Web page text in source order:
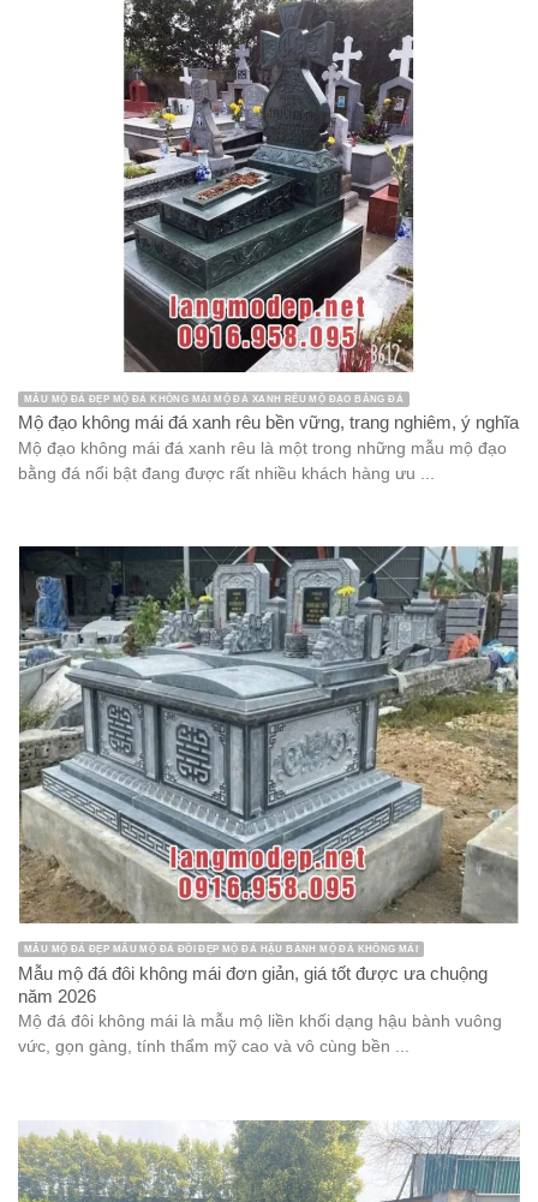
MẪU MỘ ĐÁ ĐẸP MỘ ĐÁ KHÔNG MÁI MỘ ĐÁ XANH RÊU MỘ ĐẠO BẰNG ĐÁ
Mộ đạo không mái đá xanh rêu bền vững, trang nghiêm, ý nghĩa
Mộ đạo không mái đá xanh rêu là một trong những mẫu mộ đạo
bằng đá nổi bật đang được rất nhiều khách hàng ưu ...
MẪU MỘ ĐÁ ĐẸP MẪU MỘ ĐÁ ĐÔI ĐẸP MỘ ĐÁ HẬU BÀNH MỘ ĐÁ KHÔNG MÁI
Mẫu mộ đá đôi không mái đơn giản, giá tốt được ưa chuộng
năm 2026
Mộ đá đôi không mái là mẫu mộ liền khối dạng hậu bành vuông
vức, gọn gàng, tính thẩm mỹ cao và vô cùng bền ...